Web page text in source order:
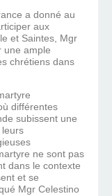
a donné au
aux
et Saintes, Mgr
une ample
chrétiens dans
différentes
subissent une
leurs
ne sont pas
dans le contexte
et se
Mgr Celestino